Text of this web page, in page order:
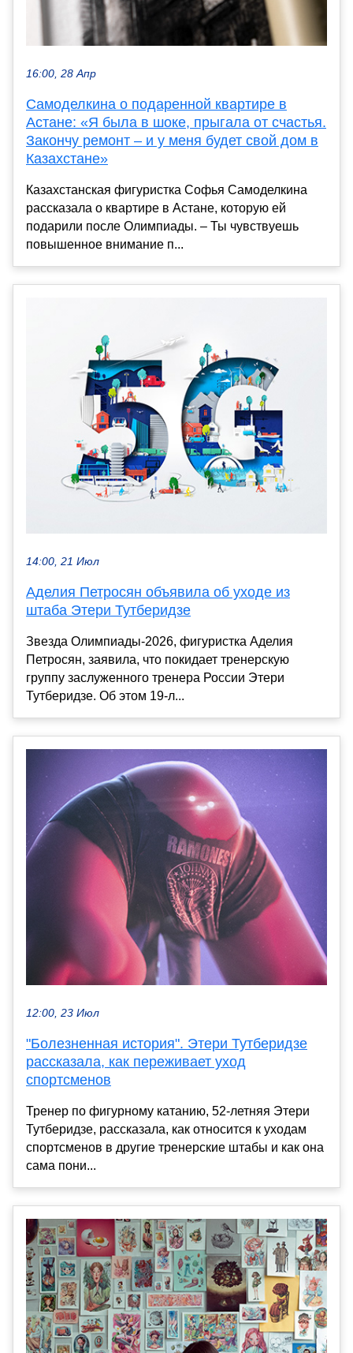
16:00, 28 Апр
Самоделкина о подаренной квартире в
Астане: «Я была в шоке, прыгала от счастья.
Закончу ремонт – и у меня будет свой дом в
Казахстане»
Казахстанская фигуристка Софья Самоделкина
рассказала о квартире в Астане, которую ей
подарили после Олимпиады. – Ты чувствуешь
повышенное внимание п...
14:00, 21 Июл
Аделия Петросян объявила об уходе из
штаба Этери Тутберидзе
Звезда Олимпиады-2026, фигуристка Аделия
Петросян, заявила, что покидает тренерскую
группу заслуженного тренера России Этери
Тутберидзе. Об этом 19-л...
12:00, 23 Июл
"Болезненная история". Этери Тутберидзе
рассказала, как переживает уход
спортсменов
Тренер по фигурному катанию, 52-летняя Этери
Тутберидзе, рассказала, как относится к уходам
спортсменов в другие тренерские штабы и как она
сама пони...